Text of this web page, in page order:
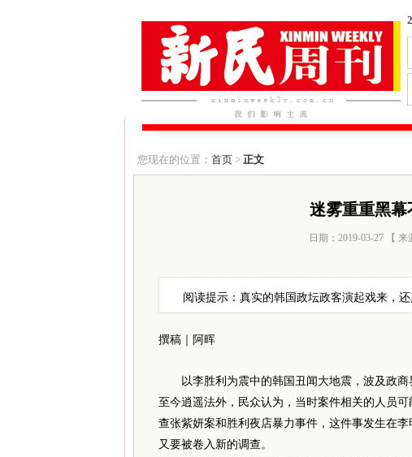
您现在的位置： 首页> 正文
迷雾重重黑
日期：2019-03-27 【
阅读提示：真实的韩国政坛政客演起戏来，
撰稿｜阿晖
以李胜利为震中的韩国丑闻大地震，波及政商
至今逍遥法外，民众认为，当时案件相关的人员
查张紫妍案和胜利夜店暴力事件，这件事发生在
又要被卷入新的调查。